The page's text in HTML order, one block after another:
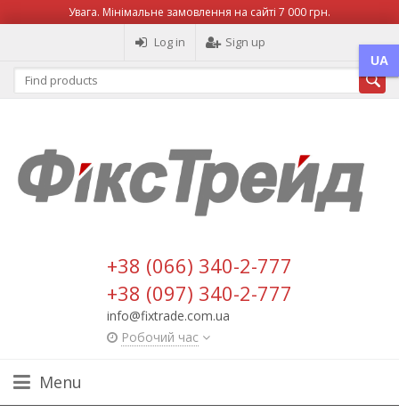
UA
Увага. Мінімальне замовлення на сайті 7 000 грн.
Log in Sign up
+38 (066) 340-2-777
+38 (097) 340-2-777
info@fixtrade.com.ua
Робочий час
Menu